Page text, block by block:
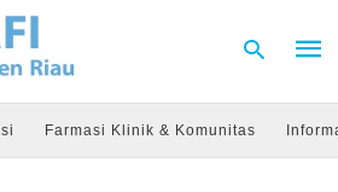
Farmasi Klinik & Komunitas